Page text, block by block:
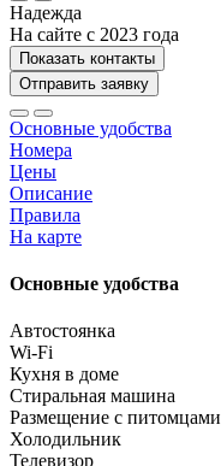
Надежда
На сайте с 2023 года
Показать контакты
Отправить заявку
Основные удобства
Номера
Цены
Описание
Правила
На карте
Основные удобства
Автостоянка
Wi-Fi
Кухня в доме
Стиральная машина
Размещение с питомцами
Холодильник
Телевизор